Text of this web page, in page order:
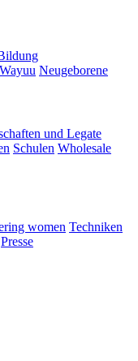
Neugeborene
und Legate
Schulen Wholesale
women Techniken
Presse